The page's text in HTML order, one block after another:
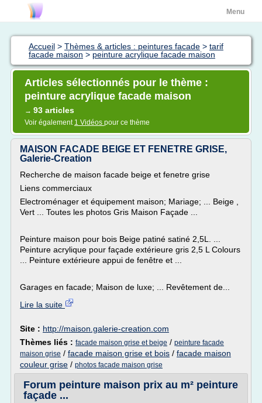
Menu
Accueil > Thèmes & articles : peintures facade > tarif
facade maison > peinture acrylique facade maison
Articles sélectionnés pour le thème :
peinture acrylique facade maison
→ 93 articles
Voir également 1 Vidéos pour ce thème
MAISON FACADE BEIGE ET FENETRE GRISE,
Galerie-Creation
Recherche de maison facade beige et fenetre grise
Liens commerciaux
Electroménager et équipement maison; Mariage; ... Beige ,
Vert ... Toutes les photos Gris Maison Façade ...
Peinture maison pour bois Beige patiné satiné 2,5L. ...
Peinture acrylique pour façade extérieure gris 2,5 L Colours
... Peinture extérieure appui de fenêtre et ...
Garages en facade; Maison de luxe; ... Revêtement de...
Lire la suite
Site : http://maison.galerie-creation.com
Thèmes liés : facade maison grise et beige / peinture facade
maison grise / facade maison grise et bois / facade maison
couleur grise / photos facade maison grise
Forum peinture maison prix au m² peinture
façade ...